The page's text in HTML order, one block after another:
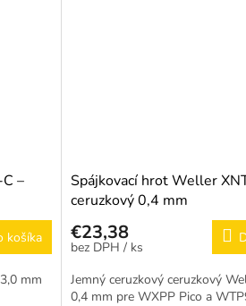
–
košíka
mm
Spájkovací hrot Weller
ceruzkový 0,4 mm
€23,38
/ ks
Jemný ceruzkový ceruzkový
0,4 mm pre WXPP Pico a